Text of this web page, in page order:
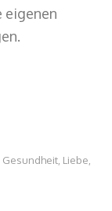
eigenen
Gesundheit, Liebe,